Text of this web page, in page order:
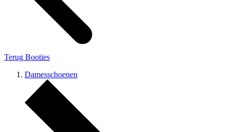
Terug Booties
Damesschoenen